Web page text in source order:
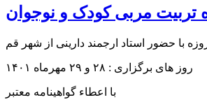
تربیت مربی کودک و نوجوان
با حضور استاد ارجمند دارینی از شهر قم
روز های برگزاری : ۲۸ و ۲۹ مهرماه ۱۴۰۱
با اعطاء گواهینامه معتبر